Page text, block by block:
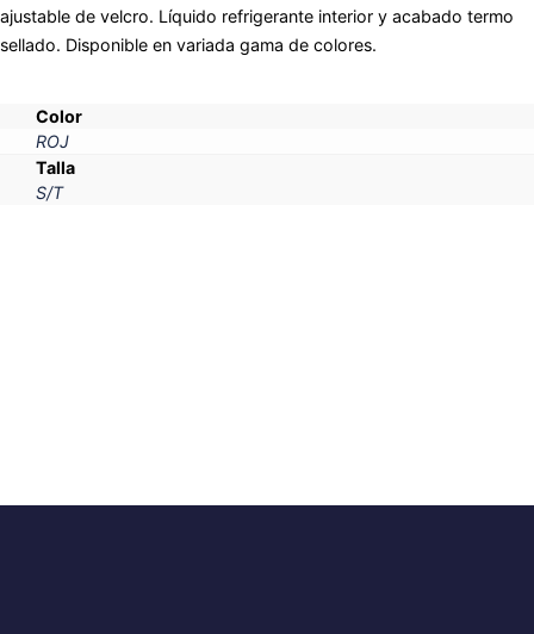
ajustable de velcro. Líquido refrigerante interior y acabado termo
sellado. Disponible en variada gama de colores.
Color
ROJ
Talla
S/T